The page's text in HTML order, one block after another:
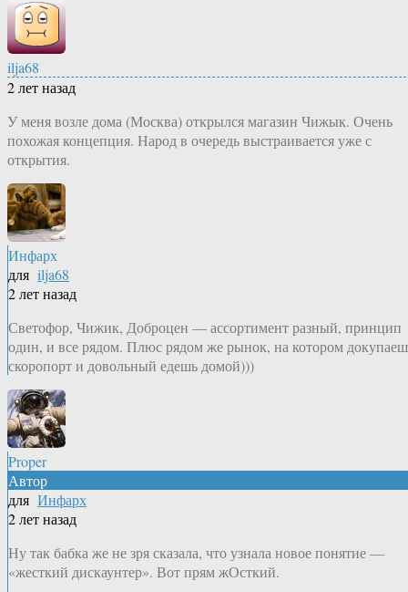
ilja68
2 лет назад
У меня возле дома (Москва) открылся магазин Чижык. Очень
похожая концепция. Народ в очередь выстраивается уже с
открытия.
Инфарх
для ilja68
2 лет назад
Светофор, Чижик, Доброцен — ассортимент разный, принцип
один, и все рядом. Плюс рядом же рынок, на котором
скоропорт и довольный едешь домой)))
Proper
Автор
для Инфарх
2 лет назад
Ну так бабка же не зря сказала, что узнала новое понятие —
«жесткий дискаунтер». Вот прям жОсткий.